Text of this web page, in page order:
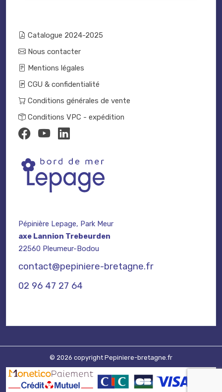
Catalogue 2024-2025
Nous contacter
Mentions légales
CGU & confidentialité
Conditions générales de vente
Conditions VPC - expédition
Pépinière Lepage, Park Meur
axe Lannion Trebeurden
22560 Pleumeur-Bodou
contact@pepiniere-bretagne.fr
02 96 47 27 64
© 2026 copyright Pepiniere-bretagne.fr